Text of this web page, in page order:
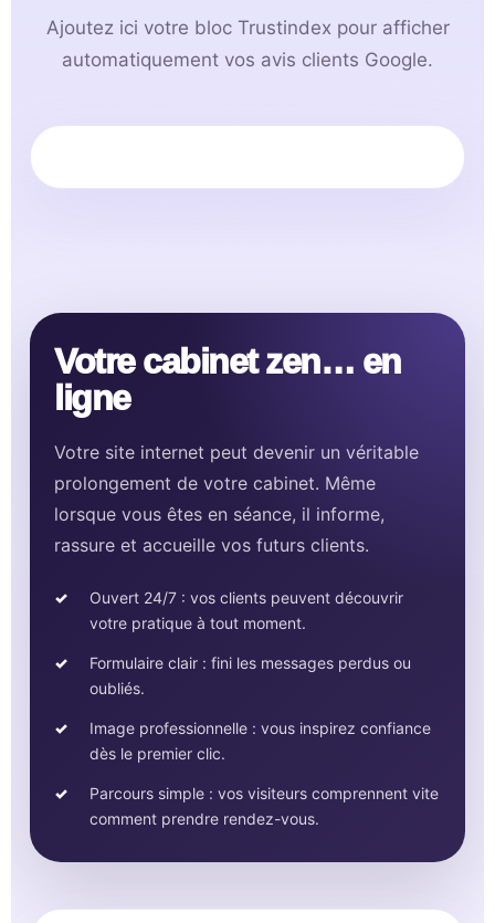
Ajoutez ici votre bloc Trustindex pour afficher
automatiquement vos avis clients Google.
Votre cabinet zen… en
ligne
Votre site internet peut devenir un véritable
prolongement de votre cabinet. Même
lorsque vous êtes en séance, il informe,
rassure et accueille vos futurs clients.
Ouvert 24/7 : vos clients peuvent découvrir
votre pratique à tout moment.
Formulaire clair : fini les messages perdus ou
oubliés.
Image professionnelle : vous inspirez confiance
dès le premier clic.
Parcours simple : vos visiteurs comprennent vite
comment prendre rendez-vous.